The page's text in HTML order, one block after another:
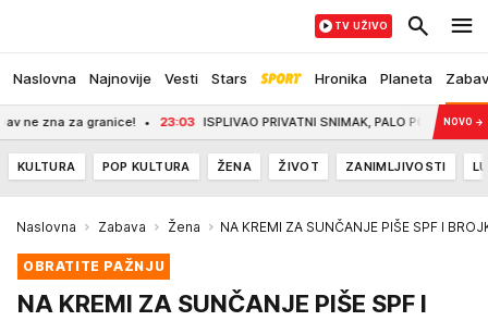
Naslovna Najnovije Vesti Stars Hronika Planeta
TV UŽIVO
granice! 23:03 ISPLIVAO PRIVATNI SNIMAK, PALO POMIRENJE! Asmin
NOVO →
KULTURA POP KULTURA ŽENA ŽIVOT ZANIMLJIVOSTI
Naslovna Zabava Žena NA KREMI ZA SUNČANJE PIŠE SPF I
OBRATITE PAŽNJU
NA KREMI ZA SUNČANJE PIŠE SPF I